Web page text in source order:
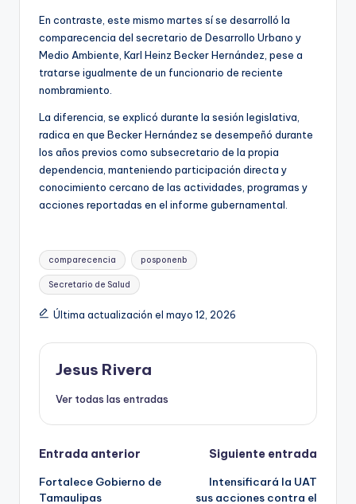
En contraste, este mismo martes sí se desarrolló la
comparecencia del secretario de Desarrollo Urbano y
Medio Ambiente, Karl Heinz Becker Hernández, pese a
tratarse igualmente de un funcionario de reciente
nombramiento.
La diferencia, se explicó durante la sesión legislativa,
radica en que Becker Hernández se desempeñó durante
los años previos como subsecretario de la propia
dependencia, manteniendo participación directa y
conocimiento cercano de las actividades, programas y
acciones reportadas en el informe gubernamental.
Etiquetas:
comparecencia posponenb
Secretario de Salud
Última actualización el mayo 12, 2026
Jesus Rivera
Ver todas las entradas
Navegación
de
Entrada anterior
Fortalece Gobierno de
Tamaulipas
Siguiente entrada
Intensificará la UAT
sus acciones contra el